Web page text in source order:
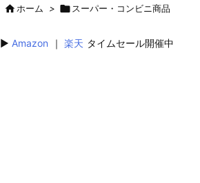
ホーム >  スーパー・コンビニ商品
▶︎ Amazon ｜ 楽天 タイムセール開催中